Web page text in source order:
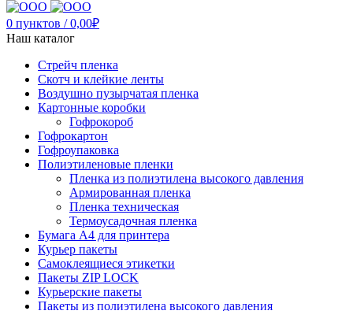
0 пунктов / 0,00₽
Наш каталог
Стрейч пленка
Скотч и клейкие ленты
Воздушно пузырчатая пленка
Картонные коробки
Гофрокороб
Гофрокартон
Гофроупаковка
Полиэтиленовые пленки
Пленка из полиэтилена высокого давления
Армированная пленка
Пленка техническая
Термоусадочная пленка
Бумага А4 для принтера
Курьер пакеты
Самоклеящиеся этикетки
Пакеты ZIP LOCK
Курьерские пакеты
Пакеты из полиэтилена высокого давления